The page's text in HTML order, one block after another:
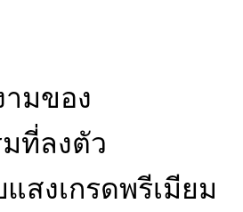
มของ
ที่ลงตัว
สงเกรดพรีเมียม